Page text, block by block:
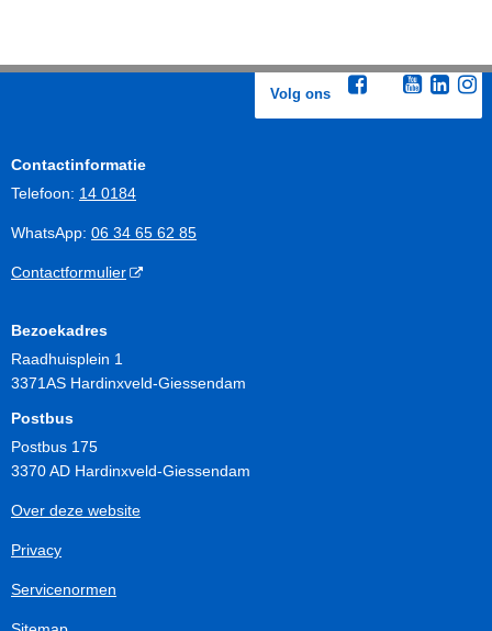
Volg ons
Contactinformatie
Telefoon: 14 0184
WhatsApp: 06 34 65 62 85
Contactformulier
Bezoekadres
Raadhuisplein 1
3371AS Hardinxveld-Giessendam
Postbus
Postbus 175
3370 AD Hardinxveld-Giessendam
Over deze website
Privacy
Servicenormen